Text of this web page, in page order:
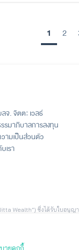
1 2
จ. จิตตะ เวลธ์
รมาภิบาลการลงทุน
ามเป็นส่วนตัว
เรา
Wealth”) ซึ่งได้รับใบอ
เพื่อสนับสนุนการ
ฐานทางสถิติ เพื่อใช้ประก
ตอบแทนของผู้ลงทุนแต่ละ
เสนอ เป็นเพียงบางกรณี
ายคุกกี้